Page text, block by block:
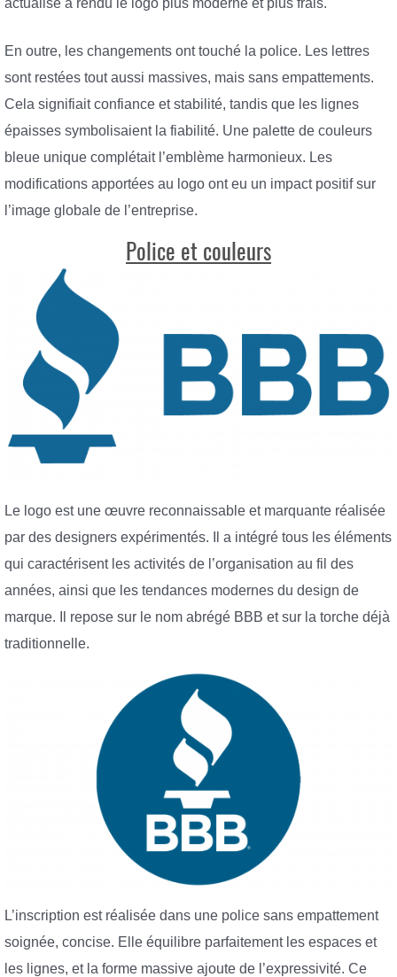
actualisé a rendu le logo plus moderne et plus frais.
En outre, les changements ont touché la police. Les lettres
sont restées tout aussi massives, mais sans empattements.
Cela signifiait confiance et stabilité, tandis que les lignes
épaisses symbolisaient la fiabilité. Une palette de couleurs
bleue unique complétait l’emblème harmonieux. Les
modifications apportées au logo ont eu un impact positif sur
l’image globale de l’entreprise.
Police et couleurs
Le logo est une œuvre reconnaissable et marquante réalisée
par des designers expérimentés. Il a intégré tous les éléments
qui caractérisent les activités de l’organisation au fil des
années, ainsi que les tendances modernes du design de
marque. Il repose sur le nom abrégé BBB et sur la torche déjà
traditionnelle.
L’inscription est réalisée dans une police sans empattement
soignée, concise. Elle équilibre parfaitement les espaces et
les lignes, et la forme massive ajoute de l’expressivité. Ce